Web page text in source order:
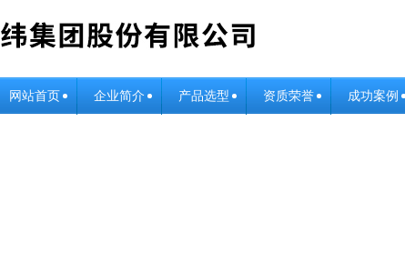
网站首页 企业简介 产品选型 资质荣誉 成功案例